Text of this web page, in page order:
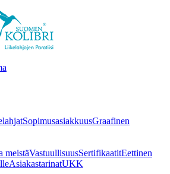
SopimusasiakkuusGraafinen
meistäVastuullisuusSertifikaatitEettinen
AsiakastarinatUKK